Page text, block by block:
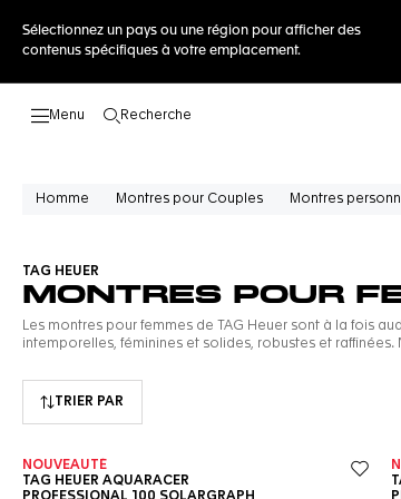
Sélectionnez un pays ou une région pour afficher des
contenus spécifiques à votre emplacement.
Recherche